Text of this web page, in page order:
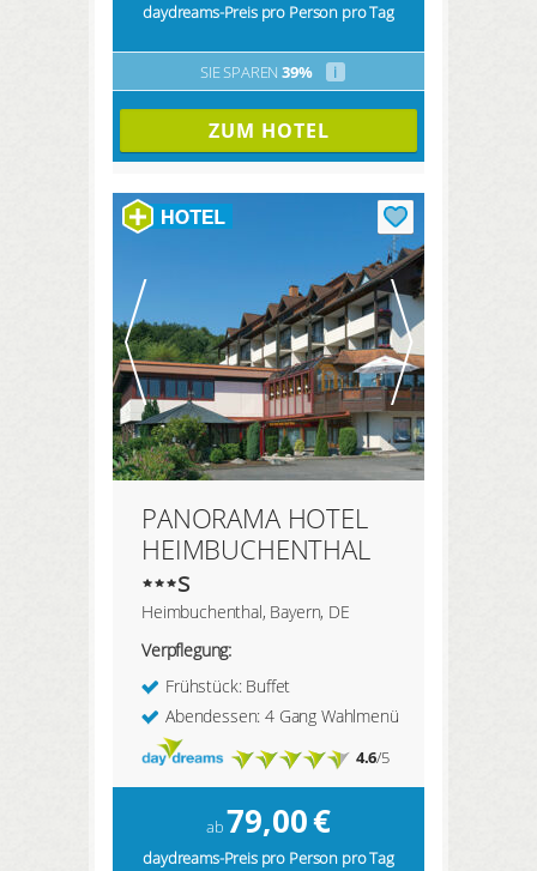
daydreams-Preis pro Person pro Tag
SIE SPAREN 39% i
ZUM HOTEL
PANORAMA HOTEL
HEIMBUCHENTHAL
s
Heimbuchenthal, Bayern, DE
Verpflegung:
Frühstück: Buffet
Abendessen: 4 Gang Wahlmenü
4.6/5
ab79,00€
daydreams-Preis pro Person pro Tag